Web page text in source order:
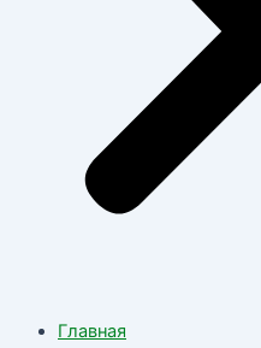
Главная